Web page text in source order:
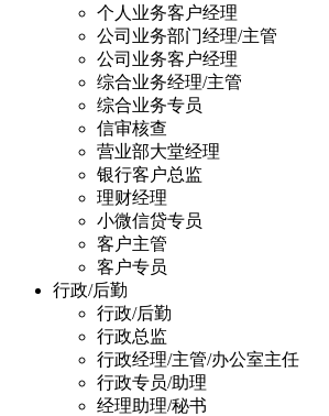
个人业务客户经理
公司业务部门经理/主管
公司业务客户经理
综合业务经理/主管
综合业务专员
信审核查
营业部大堂经理
银行客户总监
理财经理
小微信贷专员
客户主管
客户专员
行政/后勤
行政/后勤
行政总监
行政经理/主管/办公室主任
行政专员/助理
经理助理/秘书